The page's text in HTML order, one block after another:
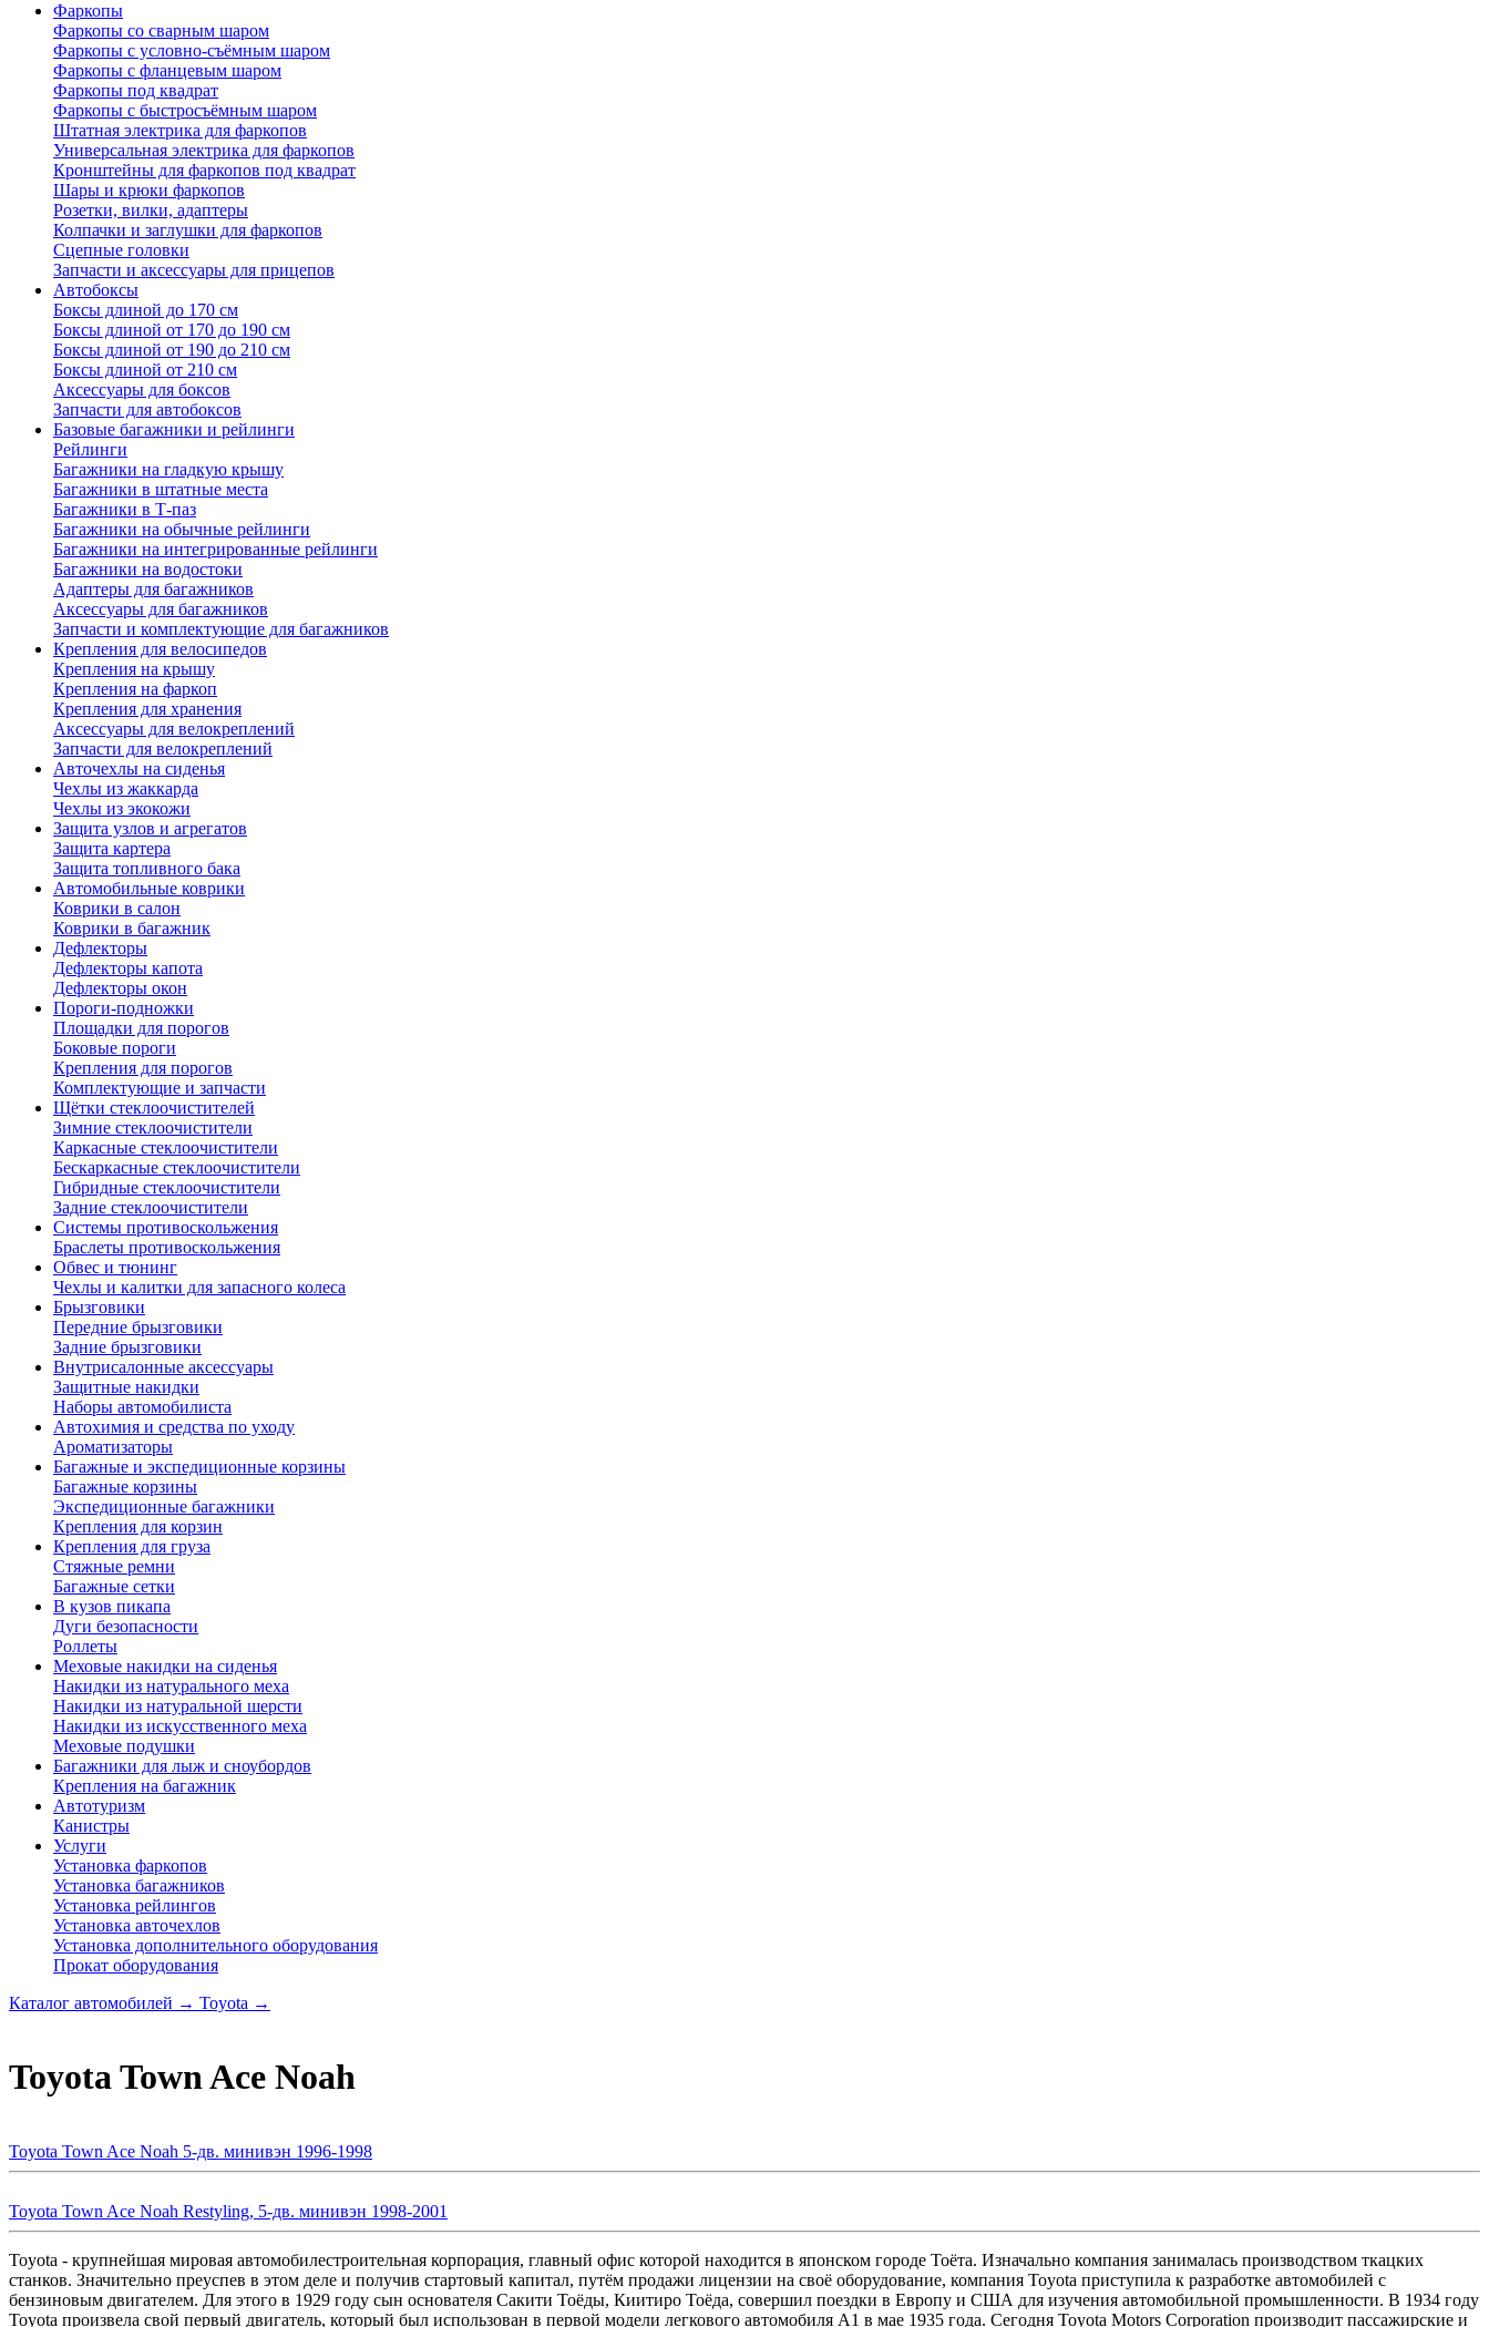
Фаркопы
Фаркопы со сварным шаром
Фаркопы с условно-съёмным шаром
Фаркопы с фланцевым шаром
Фаркопы под квадрат
Фаркопы с быстросъёмным шаром
Штатная электрика для фаркопов
Универсальная электрика для фаркопов
Кронштейны для фаркопов под квадрат
Шары и крюки фаркопов
Розетки, вилки, адаптеры
Колпачки и заглушки для фаркопов
Сцепные головки
Запчасти и аксессуары для прицепов
Автобоксы
Боксы длиной до 170 см
Боксы длиной от 170 до 190 см
Боксы длиной от 190 до 210 см
Боксы длиной от 210 см
Аксессуары для боксов
Запчасти для автобоксов
Базовые багажники и рейлинги
Рейлинги
Багажники на гладкую крышу
Багажники в штатные места
Багажники в Т-паз
Багажники на обычные рейлинги
Багажники на интегрированные рейлинги
Багажники на водостоки
Адаптеры для багажников
Аксессуары для багажников
Запчасти и комплектующие для багажников
Крепления для велосипедов
Крепления на крышу
Крепления на фаркоп
Крепления для хранения
Аксессуары для велокреплений
Запчасти для велокреплений
Авточехлы на сиденья
Чехлы из жаккарда
Чехлы из экокожи
Защита узлов и агрегатов
Защита картера
Защита топливного бака
Автомобильные коврики
Коврики в салон
Коврики в багажник
Дефлекторы
Дефлекторы капота
Дефлекторы окон
Пороги-подножки
Площадки для порогов
Боковые пороги
Крепления для порогов
Комплектующие и запчасти
Щётки стеклоочистителей
Зимние стеклоочистители
Каркасные стеклоочистители
Бескаркасные стеклоочистители
Гибридные стеклоочистители
Задние стеклоочистители
Системы противоскольжения
Браслеты противоскольжения
Обвес и тюнинг
Чехлы и калитки для запасного колеса
Брызговики
Передние брызговики
Задние брызговики
Внутрисалонные аксессуары
Защитные накидки
Наборы автомобилиста
Автохимия и средства по уходу
Ароматизаторы
Багажные и экспедиционные корзины
Багажные корзины
Экспедиционные багажники
Крепления для корзин
Крепления для груза
Стяжные ремни
Багажные сетки
В кузов пикапа
Дуги безопасности
Роллеты
Меховые накидки на сиденья
Накидки из натурального меха
Накидки из натуральной шерсти
Накидки из искусственного меха
Меховые подушки
Багажники для лыж и сноубордов
Крепления на багажник
Автотуризм
Канистры
Услуги
Установка фаркопов
Установка багажников
Установка рейлингов
Установка авточехлов
Установка дополнительного оборудования
Прокат оборудования
Каталог автомобилей → Toyota →
Toyota Town Ace Noah
Toyota Town Ace Noah 5-дв. минивэн 1996-1998
Toyota Town Ace Noah Restyling, 5-дв. минивэн 1998-2001
Toyota - крупнейшая мировая автомобилестроительная корпорация, главный офис которой находится в японском городе Тоёта. Изначально компания занималась производством ткацких
станков. Значительно преуспев в этом деле и получив стартовый капитал, путём продажи лицензии на своё оборудование, компания Toyota приступила к разработке автомобилей с
бензиновым двигателем. Для этого в 1929 году сын основателя Сакити Тоёды, Киитиро Тоёда, совершил поездки в Европу и США для изучения автомобильной промышленности. В 1934 году
Toyota произвела свой первый двигатель, который был использован в первой модели легкового автомобиля А1 в мае 1935 года. Сегодня Toyota Motors Corporation производит пассажирские и